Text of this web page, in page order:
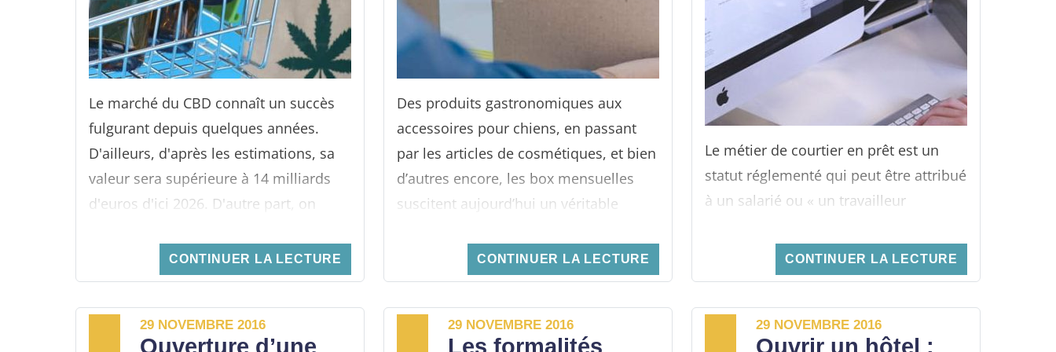
raison de la dynamisation du marché
immobilier. Vous souhaitez vous lancer
dans ce secteur prometteur ? Voici ce
que vous devez savoir pour devenir
diagnostiqueur immobilier.
Le marché du CBD connaît un succès
fulgurant depuis quelques années.
D'ailleurs, d'après les estimations, sa
valeur sera supérieure à 14 milliards
d'euros d'ici 2026. D'autre part, on
du nombre de consommateurs de
CBD. Toujours d'après les estimations,
près de 15 % de la population des
marchés développés aurait déjà
CONTINUER LA LECTURE
Des produits gastronomiques aux
accessoires pour chiens, en passant
par les articles de cosmétiques, et bien
d’autres encore, les box mensuelles
suscitent aujourd’hui un véritable
consommateurs. Les marques ne se
limitent d’ailleurs plus qu’aux coffrets
cadeaux classiques (beauté, vin,
fromage, chocolat...), elles innovent
CONTINUER LA LECTURE
Le métier de courtier en prêt est un
statut réglementé qui peut être attribué
à un salarié ou « un travailleur
en opérations de banque et services de
paiement qui peut être sollicité dans
immobilier, rachat de crédits, prêt
CONTINUER LA LECTURE
29 NOVEMBRE 2016
Ouverture d’une
29 NOVEMBRE 2016
Les formalités
29 NOVEMBRE 2016
Ouvrir un hôtel :